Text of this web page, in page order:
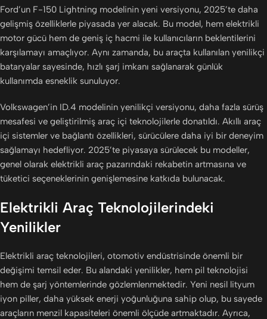
Ford’un F-150 Lightning modelinin yeni versiyonu, 2025’te daha
gelişmiş özelliklerle piyasada yer alacak. Bu model, hem elektrikli
motor gücü hem de geniş iç hacmi ile kullanıcıların beklentilerini
karşılamayı amaçlıyor. Aynı zamanda, bu araçta kullanılan yenilikçi
bataryalar sayesinde, hızlı şarj imkanı sağlanarak günlük
kullanımda esneklik sunuluyor.
Volkswagen’in ID.4 modelinin yenilikçi versiyonu, daha fazla sürüş
mesafesi ve geliştirilmiş araç içi teknolojilerle donatıldı. Akıllı araç
içi sistemler ve bağlantı özellikleri, sürücülere daha iyi bir deneyim
sağlamayı hedefliyor. 2025’te piyasaya sürülecek bu modeller,
genel olarak elektrikli araç pazarındaki rekabetin artmasına ve
tüketici seçeneklerinin genişlemesine katkıda bulunacak.
Elektrikli Araç Teknolojilerindeki
Yenilikler
Elektrikli araç teknolojileri, otomotiv endüstrisinde önemli bir
değişimi temsil eder. Bu alandaki yenilikler, hem pil teknolojisi
hem de şarj yöntemlerinde gözlemlenmektedir. Yeni nesil lityum
iyon piller, daha yüksek enerji yoğunluğuna sahip olup, bu sayede
araçların menzil kapasiteleri önemli ölçüde artmaktadır. Ayrıca,